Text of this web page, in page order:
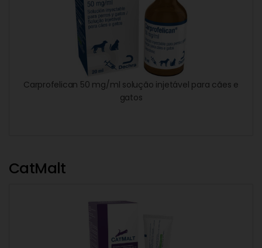
Carprofelican 50 mg/ml solução injetável para cães e
gatos
CatMalt